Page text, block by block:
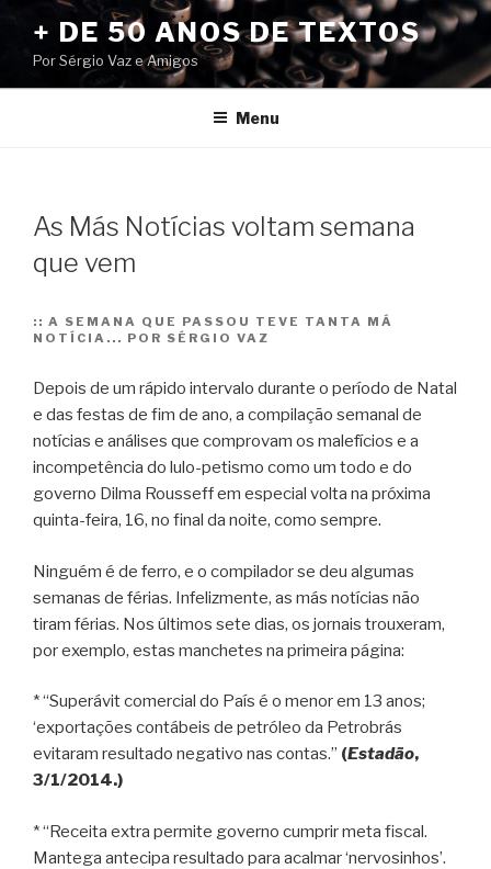
conteúdo
+ DE 50 ANOS DE TEXTOS
Por Sérgio Vaz e Amigos
Menu
As Más Notícias voltam semana
que vem
:: A SEMANA QUE PASSOU TEVE TANTA MÁ
NOTÍCIA... POR SÉRGIO VAZ
Depois de um rápido intervalo durante o período de Natal
e das festas de fim de ano, a compilação semanal de
notícias e análises que comprovam os malefícios e a
incompetência do lulo-petismo como um todo e do
governo Dilma Rousseff em especial volta na próxima
quinta-feira, 16, no final da noite, como sempre.
Ninguém é de ferro, e o compilador se deu algumas
semanas de férias. Infelizmente, as más notícias não
tiram férias. Nos últimos sete dias, os jornais trouxeram,
por exemplo, estas manchetes na primeira página:
* “Superávit comercial do País é o menor em 13 anos;
‘exportações contábeis de petróleo da Petrobrás
evitaram resultado negativo nas contas.” (Estadão,
3/1/2014.)
* “Receita extra permite governo cumprir meta fiscal.
Mantega antecipa resultado para acalmar ‘nervosinhos’.